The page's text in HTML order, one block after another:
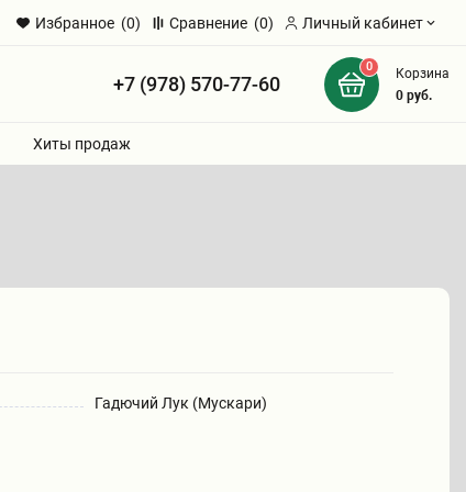
Избранное (0) Сравнение (0) Личный кабинет
+7 (978) 570-77-60
0
Корзина
0руб.
Хиты продаж
Гадючий Лук (Мускари)